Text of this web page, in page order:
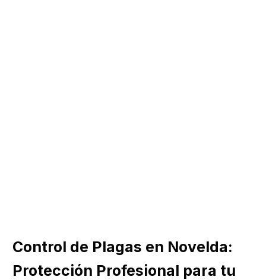
Control de Plagas en Novelda:
Protección Profesional para tu